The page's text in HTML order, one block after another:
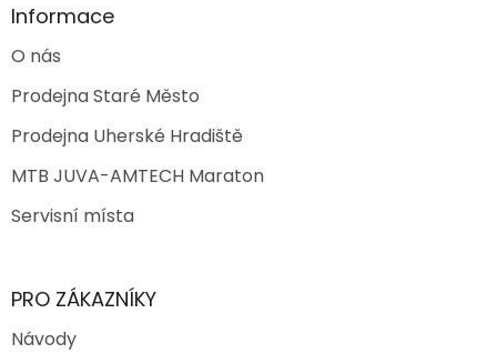
Informace
O nás
Prodejna Staré Město
Prodejna Uherské Hradiště
MTB JUVA-AMTECH Maraton
Servisní místa
PRO ZÁKAZNÍKY
Návody